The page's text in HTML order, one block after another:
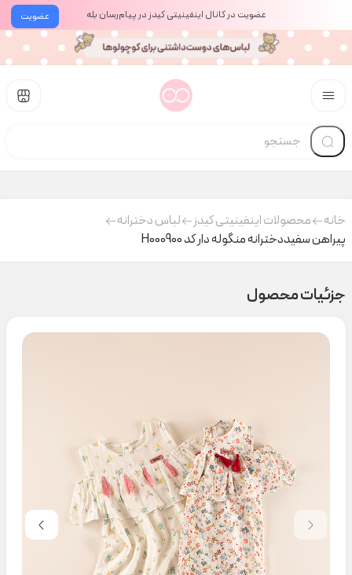
عضویت عضویت در کانال اینفینیتی کیدز در پیام‌رسان بله
خانه محصولات اینفینیتی کیدز
لباس دخترانه
پیراهن سفیددخترانه منگوله دار کد H000900
جزئیات محصول